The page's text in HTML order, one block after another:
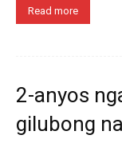
Read more
2-anyos
gilubong na